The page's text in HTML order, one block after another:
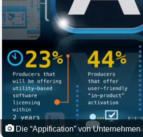
Die “Appification” von